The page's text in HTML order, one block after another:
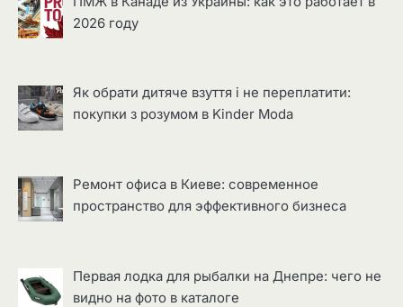
2026 году
Як обрати дитяче взуття і не переплатити:
покупки з розумом в Kinder Moda
Ремонт офиса в Киеве: современное
пространство для эффективного бизнеса
Первая лодка для рыбалки на Днепре: чего не
видно на фото в каталоге